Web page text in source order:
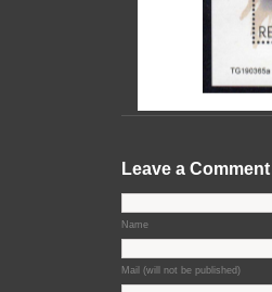
Leave a Comment
Name
Mail (will not be published)